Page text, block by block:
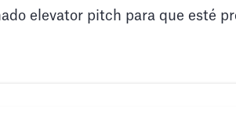
elevator pitch para que esté